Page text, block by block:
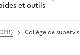
aides et outils
Collège de